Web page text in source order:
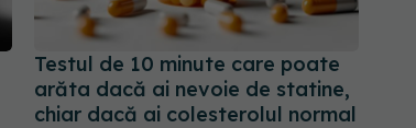
Testul de 10 minute care poate
arăta dacă ai nevoie de statine,
chiar dacă ai colesterolul normal